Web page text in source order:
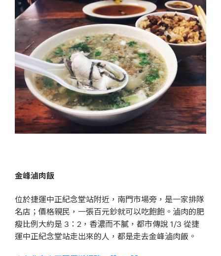
金峰滷肉飯
位於捷運中正紀念堂站附近，南門市場旁，是一家排隊
名店；價格親民，一張百元鈔就可以吃飽飽。滷肉的肥
瘦比例大約是 3：2，香濃而不膩，都市傳說 1/3 從捷
運中正紀念堂站走出來的人，都是走去金峰滷肉飯。